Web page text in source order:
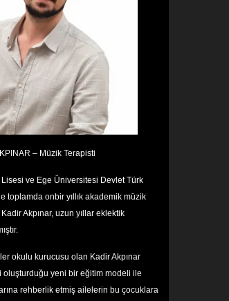
– Müzik Terapisti
ve Ege Üniversitesi Devlet Türk
toplamda onbir yıllık akademik müzik
Akpınar, uzun yıllar eklektik
okulu kurucusu olan Kadir Akpınar
yeni bir eğitim modeli ile
rehberlik etmiş ailelerin bu çocuklara